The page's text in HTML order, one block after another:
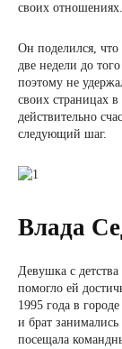
своих отношениях.
Он поделился,
две недели до
поэтому не
своих страницах
действительно
следующий шаг.
Влада
Девушка с
помогло ей
1995 года в
и брат
посещала